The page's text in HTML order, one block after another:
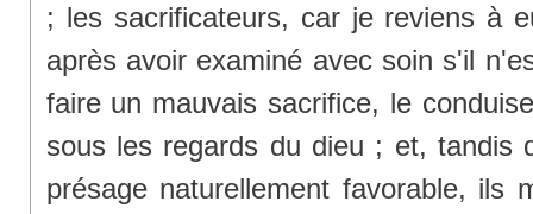
; les sacrificateurs, car je reviens à
après avoir examiné avec soin s'il
faire un mauvais sacrifice, le
sous les regards du dieu ; et, tandis
présage naturellement favorable, ils